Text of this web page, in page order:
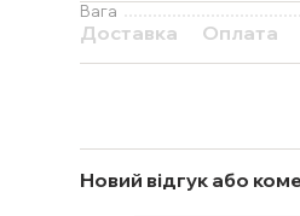
Вага
Доставка Оплата
Новий відгук або